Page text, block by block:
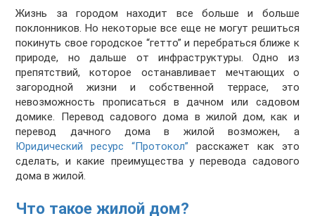
Жизнь за городом находит все больше и больше
поклонников. Но некоторые все еще не могут решиться
покинуть свое городское “гетто” и перебраться ближе к
природе, но дальше от инфраструктуры. Одно из
препятствий, которое останавливает мечтающих о
загородной жизни и собственной террасе, это
невозможность прописаться в дачном или садовом
домике. Перевод садового дома в жилой дом, как и
перевод дачного дома в жилой возможен, а
Юридический ресурс “Протокол” расскажет как это
сделать, и какие преимущества у перевода садового
дома в жилой.
Что такое жилой дом?